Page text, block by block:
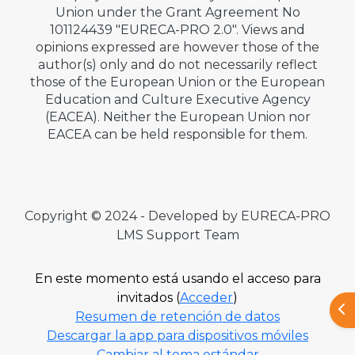
Union under the Grant Agreement No
101124439 "EURECA-PRO 2.0". Views and
opinions expressed are however those of the
author(s) only and do not necessarily reflect
those of the European Union or the European
Education and Culture Executive Agency
(EACEA). Neither the European Union nor
EACEA can be held responsible for them.
Copyright © 2024 - Developed by EURECA-PRO
LMS Support Team
En este momento está usando el acceso para
invitados (Acceder)
Resumen de retención de datos
Descargar la app para dispositivos móviles